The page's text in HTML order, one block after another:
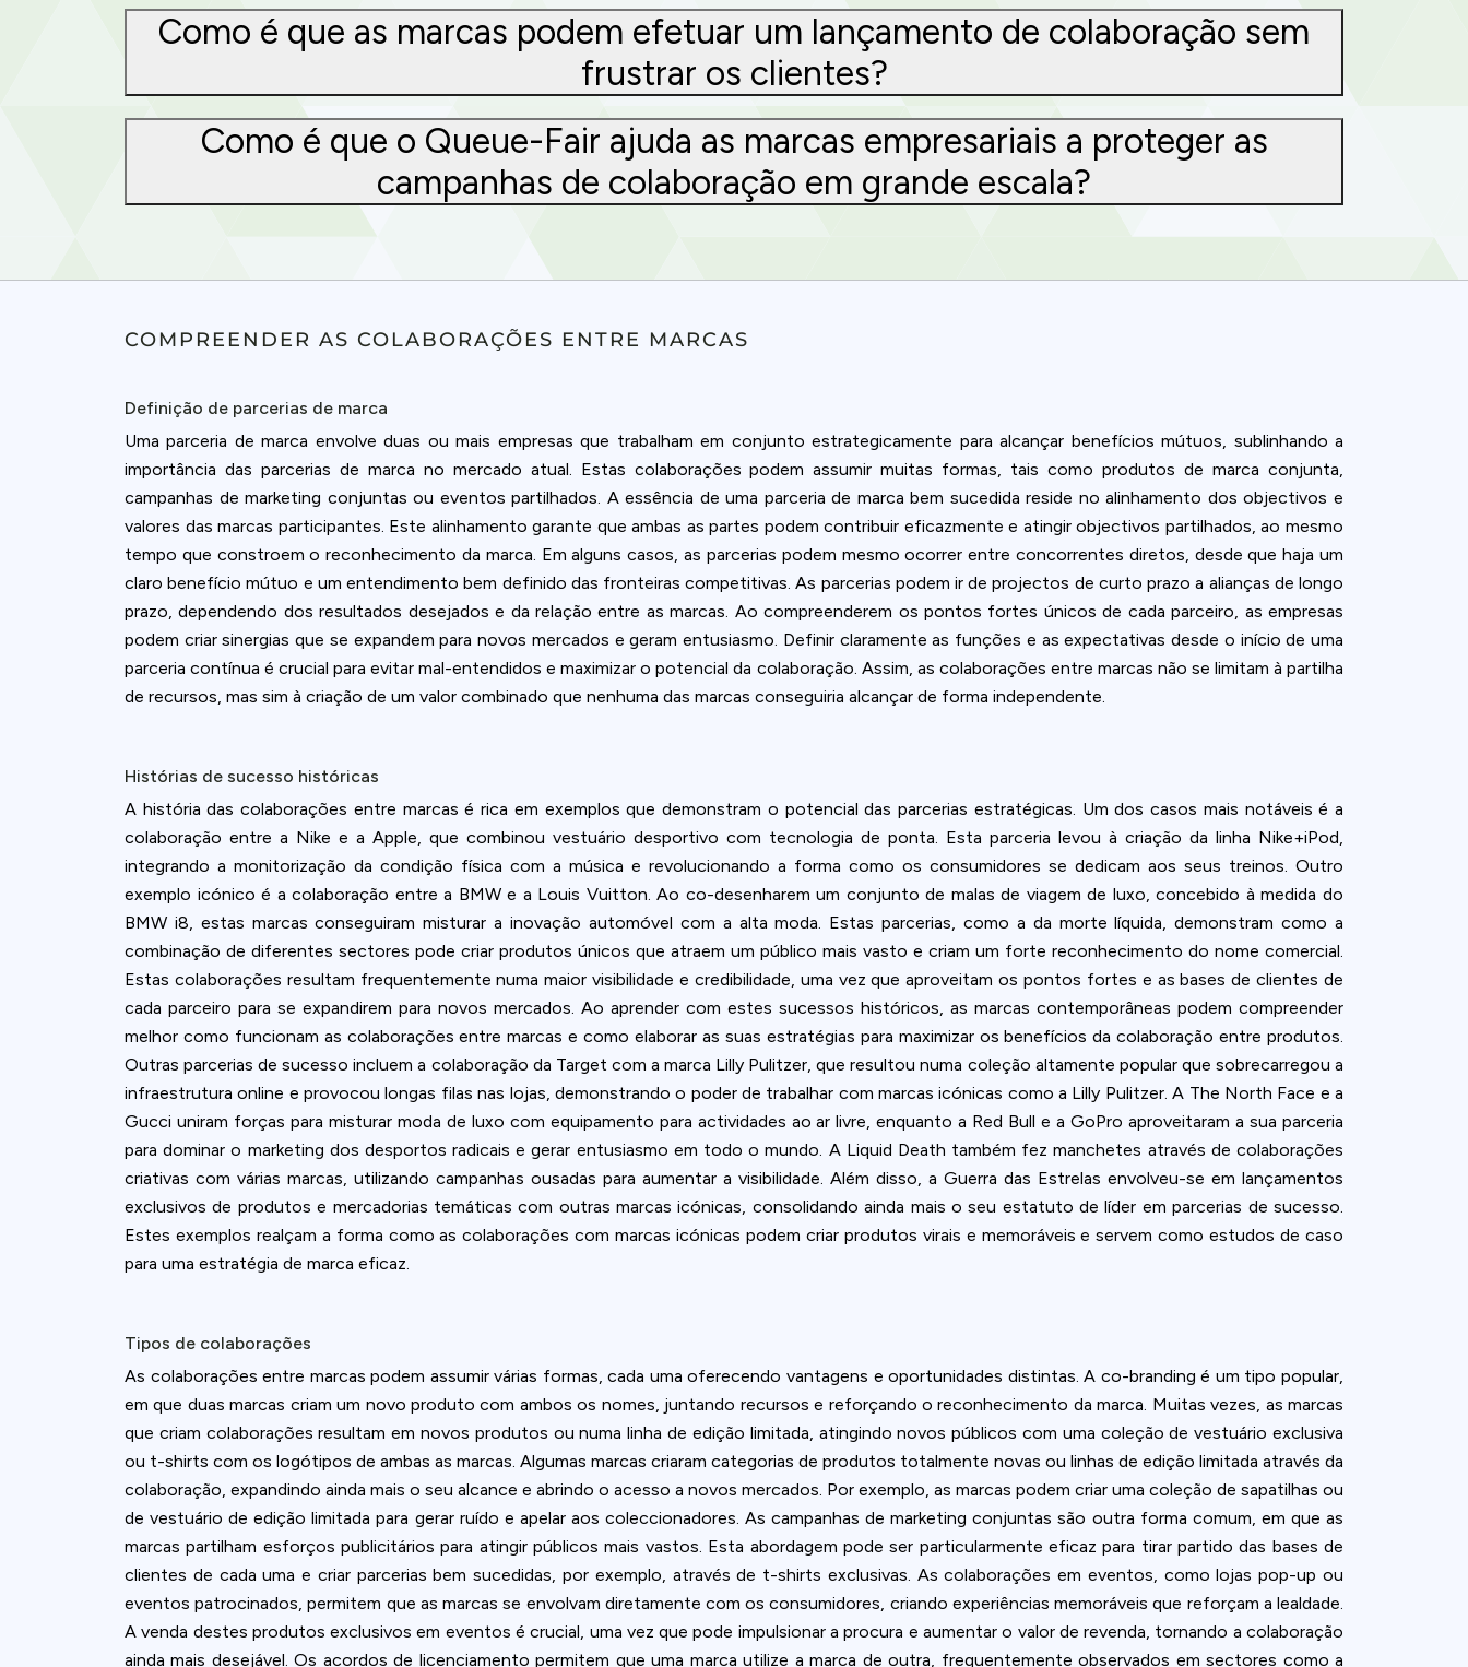
Como é que as marcas podem efetuar um lançamento de colaboração sem
frustrar os clientes?
Como é que o Queue-Fair ajuda as marcas empresariais a proteger as
campanhas de colaboração em grande escala?
COMPREENDER AS COLABORAÇÕES ENTRE MARCAS
Definição de parcerias de marca
Uma parceria de marca envolve duas ou mais empresas que trabalham em conjunto estrategicamente para alcançar benefícios mútuos, sublinhando a
importância das parcerias de marca no mercado atual. Estas colaborações podem assumir muitas formas, tais como produtos de marca conjunta,
campanhas de marketing conjuntas ou eventos partilhados. A essência de uma parceria de marca bem sucedida reside no alinhamento dos objectivos e
valores das marcas participantes. Este alinhamento garante que ambas as partes podem contribuir eficazmente e atingir objectivos partilhados, ao mesmo
tempo que constroem o reconhecimento da marca. Em alguns casos, as parcerias podem mesmo ocorrer entre concorrentes diretos, desde que haja um
claro benefício mútuo e um entendimento bem definido das fronteiras competitivas. As parcerias podem ir de projectos de curto prazo a alianças de longo
prazo, dependendo dos resultados desejados e da relação entre as marcas. Ao compreenderem os pontos fortes únicos de cada parceiro, as empresas
podem criar sinergias que se expandem para novos mercados e geram entusiasmo. Definir claramente as funções e as expectativas desde o início de uma
parceria contínua é crucial para evitar mal-entendidos e maximizar o potencial da colaboração. Assim, as colaborações entre marcas não se limitam à partilha
de recursos, mas sim à criação de um valor combinado que nenhuma das marcas conseguiria alcançar de forma independente.
Histórias de sucesso históricas
A história das colaborações entre marcas é rica em exemplos que demonstram o potencial das parcerias estratégicas. Um dos casos mais notáveis é a
colaboração entre a Nike e a Apple, que combinou vestuário desportivo com tecnologia de ponta. Esta parceria levou à criação da linha Nike+iPod,
integrando a monitorização da condição física com a música e revolucionando a forma como os consumidores se dedicam aos seus treinos. Outro
exemplo icónico é a colaboração entre a BMW e a Louis Vuitton. Ao co-desenharem um conjunto de malas de viagem de luxo, concebido à medida do
BMW i8, estas marcas conseguiram misturar a inovação automóvel com a alta moda. Estas parcerias, como a da morte líquida, demonstram como a
combinação de diferentes sectores pode criar produtos únicos que atraem um público mais vasto e criam um forte reconhecimento do nome comercial.
Estas colaborações resultam frequentemente numa maior visibilidade e credibilidade, uma vez que aproveitam os pontos fortes e as bases de clientes de
cada parceiro para se expandirem para novos mercados. Ao aprender com estes sucessos históricos, as marcas contemporâneas podem compreender
melhor como funcionam as colaborações entre marcas e como elaborar as suas estratégias para maximizar os benefícios da colaboração entre produtos.
Outras parcerias de sucesso incluem a colaboração da Target com a marca Lilly Pulitzer, que resultou numa coleção altamente popular que sobrecarregou a
infraestrutura online e provocou longas filas nas lojas, demonstrando o poder de trabalhar com marcas icónicas como a Lilly Pulitzer. A The North Face e a
Gucci uniram forças para misturar moda de luxo com equipamento para actividades ao ar livre, enquanto a Red Bull e a GoPro aproveitaram a sua parceria
para dominar o marketing dos desportos radicais e gerar entusiasmo em todo o mundo. A Liquid Death também fez manchetes através de colaborações
criativas com várias marcas, utilizando campanhas ousadas para aumentar a visibilidade. Além disso, a Guerra das Estrelas envolveu-se em lançamentos
exclusivos de produtos e mercadorias temáticas com outras marcas icónicas, consolidando ainda mais o seu estatuto de líder em parcerias de sucesso.
Estes exemplos realçam a forma como as colaborações com marcas icónicas podem criar produtos virais e memoráveis e servem como estudos de caso
para uma estratégia de marca eficaz.
Tipos de colaborações
As colaborações entre marcas podem assumir várias formas, cada uma oferecendo vantagens e oportunidades distintas. A co-branding é um tipo popular,
em que duas marcas criam um novo produto com ambos os nomes, juntando recursos e reforçando o reconhecimento da marca. Muitas vezes, as marcas
que criam colaborações resultam em novos produtos ou numa linha de edição limitada, atingindo novos públicos com uma coleção de vestuário exclusiva
ou t-shirts com os logótipos de ambas as marcas. Algumas marcas criaram categorias de produtos totalmente novas ou linhas de edição limitada através da
colaboração, expandindo ainda mais o seu alcance e abrindo o acesso a novos mercados. Por exemplo, as marcas podem criar uma coleção de sapatilhas ou
de vestuário de edição limitada para gerar ruído e apelar aos coleccionadores. As campanhas de marketing conjuntas são outra forma comum, em que as
marcas partilham esforços publicitários para atingir públicos mais vastos. Esta abordagem pode ser particularmente eficaz para tirar partido das bases de
clientes de cada uma e criar parcerias bem sucedidas, por exemplo, através de t-shirts exclusivas. As colaborações em eventos, como lojas pop-up ou
eventos patrocinados, permitem que as marcas se envolvam diretamente com os consumidores, criando experiências memoráveis que reforçam a lealdade.
A venda destes produtos exclusivos em eventos é crucial, uma vez que pode impulsionar a procura e aumentar o valor de revenda, tornando a colaboração
ainda mais desejável. Os acordos de licenciamento permitem que uma marca utilize a marca de outra, frequentemente observados em sectores como a